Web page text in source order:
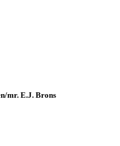
mr. E.J. Brons